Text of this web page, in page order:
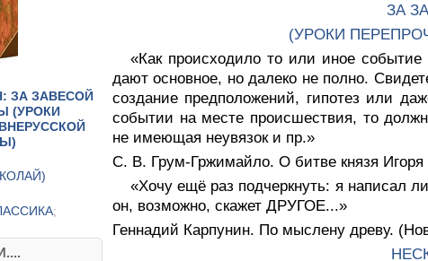
ЗА ЗАВЕСОЙ
(УРОКИ
)
;
ЗА
(УРОКИ
«Как происходило то или иное событие
дают основное, но далеко не полно.
создание предположений, гипотез или
событии на месте происшествия, то
не имеющая неувязок и пр.»
С. В. Грум-Гржимайло. О битве князя
«Хочу ещё раз подчеркнуть: я написал
он, возможно, скажет ДРУГОЕ...»
Геннадий Карпунин. По мыслену древу.